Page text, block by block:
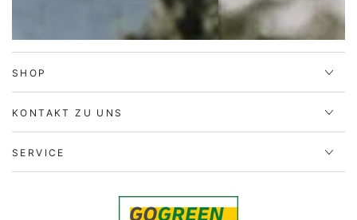
SHOP
KONTAKT ZU UNS
SERVICE